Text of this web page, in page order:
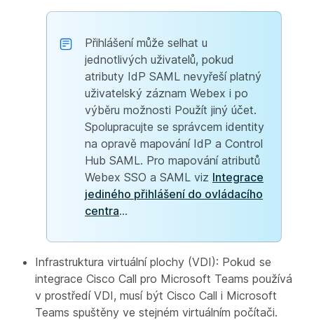
Přihlášení může selhat u
jednotlivých uživatelů, pokud
atributy IdP SAML nevyřeší platný
uživatelský záznam Webex i po
výběru možnosti Použít jiný účet.
Spolupracujte se správcem identity
na opravě mapování IdP a Control
Hub SAML. Pro mapování atributů
Webex SSO a SAML viz Integrace
jediného přihlášení do ovládacího
centra...
Infrastruktura virtuální plochy (VDI): Pokud se
integrace Cisco Call pro Microsoft Teams používá
v prostředí VDI, musí být Cisco Call i Microsoft
Teams spuštěny ve stejném virtuálním počítači.